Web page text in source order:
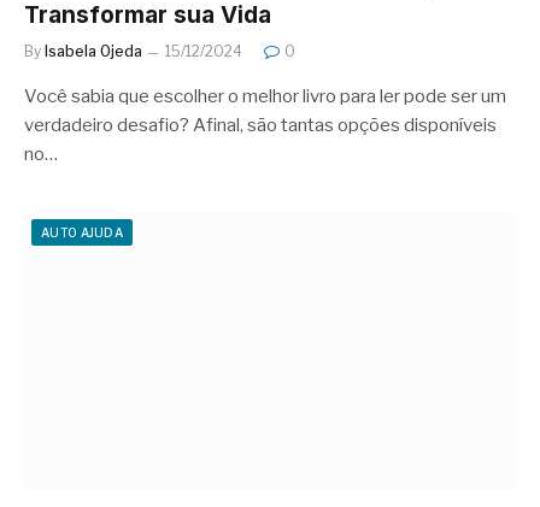
Transformar sua Vida
By Isabela Ojeda 15/12/2024 0
Você sabia que escolher o melhor livro para ler pode ser um
verdadeiro desafio? Afinal, são tantas opções disponíveis
no…
AUTO AJUDA